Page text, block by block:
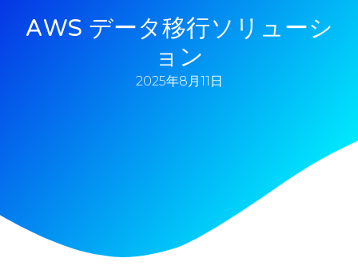
AWS データ移行ソリューシ
ョン
2025年8月11日